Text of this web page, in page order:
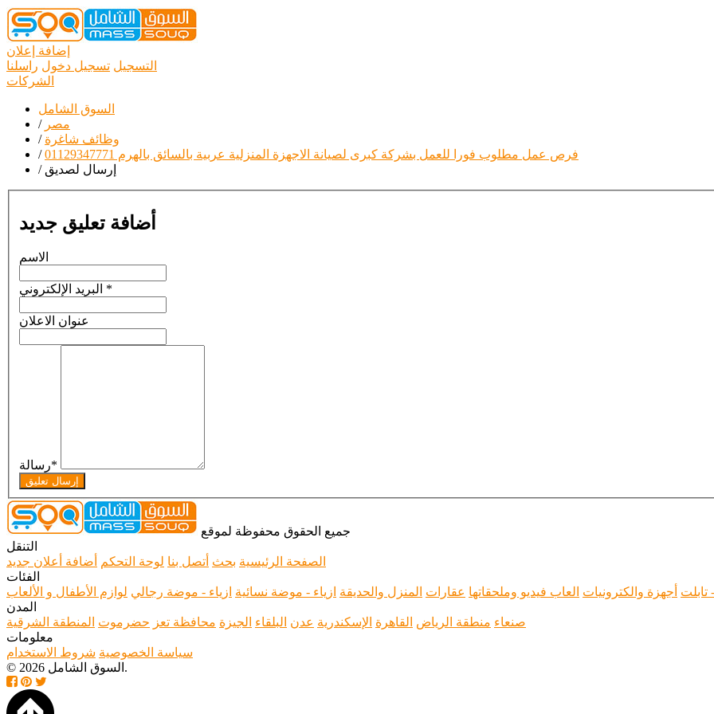
إضافة إعلان
التسجيل تسجيل دخول راسلنا
الشركات
السوق الشامل
/ مصر
/ وظائف شاغرة
/
فرص عمل مطلوب فورا للعمل بشركة كبرى لصيانة الاجهزة المنزلية عربية بالسائق بالهرم 01129347771
/ إرسال لصديق
أضافة تعليق جديد
الاسم
*
عنوان الاعلان
رسالة*
إرسال تعليق
جميع الحقوق محفوظة لموقع
التنقل
الصفحة الرئيسية بحث أتصل بنا لوحة التحكم أضافة أعلان جديد
الفئات
تابلت أجهزة والكترونيات العاب فيديو وملحقاتها عقارات المنزل والحديقة ازياء - موضة نسائية ازياء - موضة رجالي لوازم الأطفال و الألعاب
المدن
صنعاء منطقة الرياض القاهرة الإسكندرية عدن البلقاء الجيزة محافظة تعز حضرموت المنطقة الشرقية
معلومات
سياسة الخصوصية شروط الاستخدام
© 2026 السوق الشامل.